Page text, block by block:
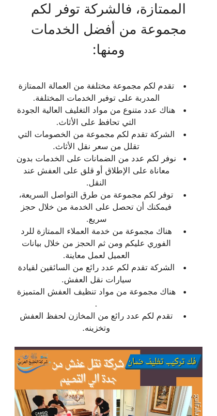
الممتازة، فالشركة توفر لكم
مجموعة من أفضل الخدمات
ومنها:
تقدم لكم مجموعة مختلفة من العمالة الممتازة
المدربة على توفير الخدمات المختلفة.
هناك عدد متنوع من مواد التغليف العالية الجودة
التي تحافظ على الأثاث.
الشركة تقدم لكم مجموعة من الخصومات التي
تقلل من سعر نقل الأثاث.
نوفر لكم عدد من الضمانات على الخدمات بدون
معاناة على الإطلاق أو قلق على العفش عند
النقل.
توفر لكم مجموعة من طرق التواصل السريعة،
فيمكنك أن تحصل على الخدمة من خلال حجز
سريع.
هناك مجموعة من خدمة العملاء الممتازة للرد
الفوري عليكم ومن ثم الحجز من خلال بيانات
العميل لعمل معاينة.
الشركة تقدم لكم عدد رائع من السائقين لقيادة
سيارات نقل العفش.
هناك مجموعة من مواد تنظيف العفش المتميزة
.
تقدم لكم عدد رائع من المخازن لحفظ العفش
وتخزينه.